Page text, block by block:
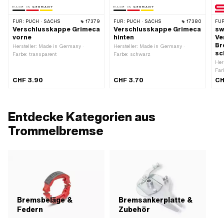
FÜR: PUCH · SACHS 17379
Verschlusskappe Grimeca
vorne
Hersteller: Made in Germany ·
Farbe: transparent
CHF 3.90
FÜR: PUCH · SACHS 17380
Verschlusskappe Grimeca
hinten
Hersteller: Made in Germany ·
Farbe: schwarz
CHF 3.70
Entdecke Kategorien aus
Trommelbremse
Bremsbeläge &
Federn
Bremsankerplatte &
Zubehör